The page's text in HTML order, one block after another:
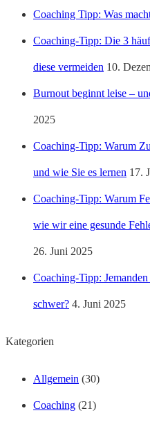
Coaching Tipp: Was
Coaching-Tipp: Die 3
diese vermeiden 10.
Burnout beginnt leise –
2025
Coaching-Tipp: Warum
und wie Sie es lernen 17.
Coaching-Tipp: Warum
wie wir eine gesunde
26. Juni 2025
Coaching-Tipp:
schwer? 4. Juni 2025
Kategorien
Allgemein (30)
Coaching (21)